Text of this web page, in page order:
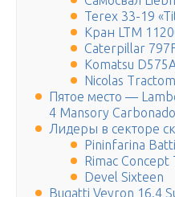
Terex 33-19
Кран LTM
Caterpillar
Komatsu
Nicolas
Пятое место —
4 Mansory Carbonado
Лидеры в секторе
Pininfarina
Rimac Concept
Devel Sixteen
Bugatti Veyron 16.4